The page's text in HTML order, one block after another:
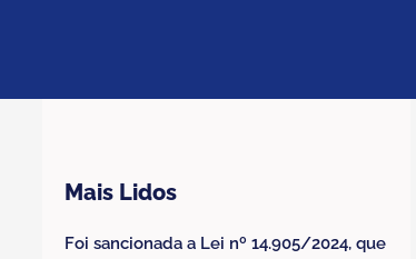
Mais Lidos
Foi sancionada a Lei nº 14.905/2024, que